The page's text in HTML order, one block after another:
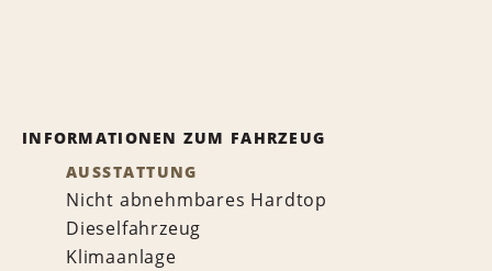
INFORMATIONEN ZUM FAHRZEUG
AUSSTATTUNG
Nicht abnehmbares Hardtop
Dieselfahrzeug
Klimaanlage